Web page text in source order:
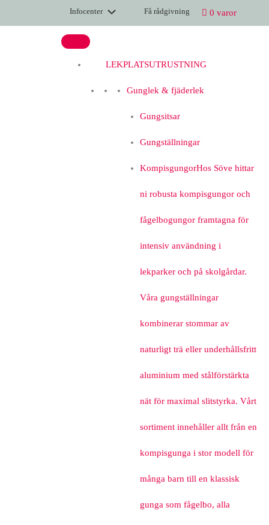
Infocenter Få rådgivning 0 varor
LEKPLATSUTRUSTNING
Gunglek & fjäderlek
Gungsitsar
Gungställningar
KompisgungorHos Söve hittar
ni robusta kompisgungor och
fågelbogungor framtagna för
intensiv användning i
lekparker och på skolgårdar.
Våra gungställningar
kombinerar stommar av
naturligt trä eller underhållsfritt
aluminium med stålförstärkta
nät för maximal slitstyrka. Vårt
sortiment innehåller allt från en
kompisgunga i stor modell för
många barn till en klassisk
gunga som fågelbo, alla
Sierra/Montana